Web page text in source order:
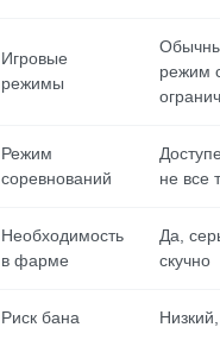
Игровые
режимы
режим
Режим
соревнований
не все
Необходимость
в фарме
Да,
скучно
Риск бана